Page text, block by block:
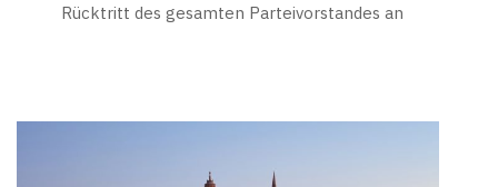
Rücktritt des gesamten Parteivorstandes an